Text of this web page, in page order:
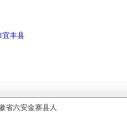
宜丰县
省六安金寨县人